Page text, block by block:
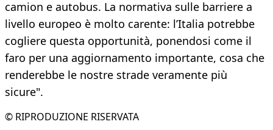
camion e autobus. La normativa sulle barriere a
livello europeo è molto carente: l’Italia potrebbe
cogliere questa opportunità, ponendosi come il
faro per una aggiornamento importante, cosa che
renderebbe le nostre strade veramente più
sicure".
© RIPRODUZIONE RISERVATA